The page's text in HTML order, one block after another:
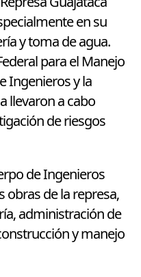
en su
y toma de agua.
para el Manejo
Ingenieros y la
llevaron a cabo
de riesgos
de Ingenieros
obras de la represa,
administración de
y manejo